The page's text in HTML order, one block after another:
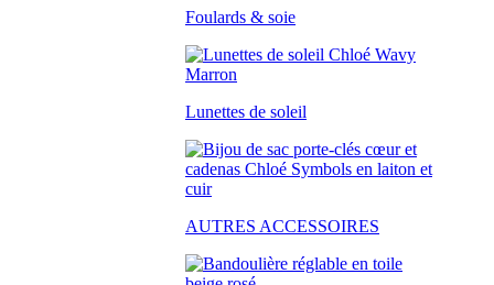
Foulards & soie
Lunettes de soleil
AUTRES ACCESSOIRES